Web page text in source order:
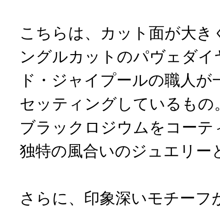
こちらは、カット面が大
ングルカットのパヴェダ
ド・ジャイプールの職人が
セッティングしているもの
ブラックロジウムをコー
独特の風合いのジュエリー
さらに、印象深いモチーフ